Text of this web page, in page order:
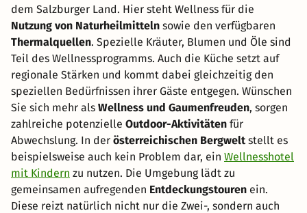
dem Salzburger Land. Hier steht Wellness für die
Nutzung von Naturheilmitteln sowie den verfügbaren
Thermalquellen. Spezielle Kräuter, Blumen und Öle sind
Teil des Wellnessprogramms. Auch die Küche setzt auf
regionale Stärken und kommt dabei gleichzeitig den
speziellen Bedürfnissen ihrer Gäste entgegen. Wünschen
Sie sich mehr als Wellness und Gaumenfreuden, sorgen
zahlreiche potenzielle Outdoor-Aktivitäten für
Abwechslung. In der österreichischen Bergweltstellt es
beispielsweise auch kein Problem dar, ein Wellnesshotel
mit Kindern zu nutzen. Die Umgebung lädt zu
gemeinsamen aufregenden Entdeckungstouren ein.
Diese reizt natürlich nicht nur die Zwei-, sondern auch